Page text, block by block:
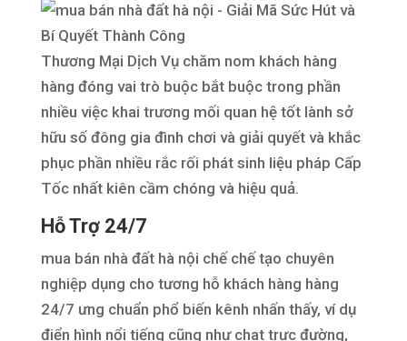
Thương Mại Dịch Vụ chăm nom khách hàng
hàng đóng vai trò buộc bắt buộc trong phần
nhiều việc khai trương mối quan hệ tốt lành sở
hữu số đông gia đình chơi và giải quyết và khắc
phục phần nhiều rắc rối phát sinh liệu pháp Cấp
Tốc nhất kiên cầm chóng và hiệu quả.
Hỗ Trợ 24/7
mua bán nhà đất hà nội chế chế tạo chuyên
nghiệp dụng cho tương hỗ khách hàng hàng
24/7 ưng chuẩn phổ biến kênh nhấn thấy, ví dụ
điển hình nổi tiếng cũng như chat trực đường,